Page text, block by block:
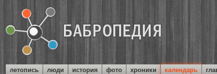
летопись люди история фото хроники календарь